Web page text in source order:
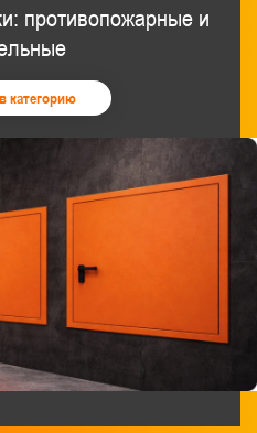
противопожарные и
категорию